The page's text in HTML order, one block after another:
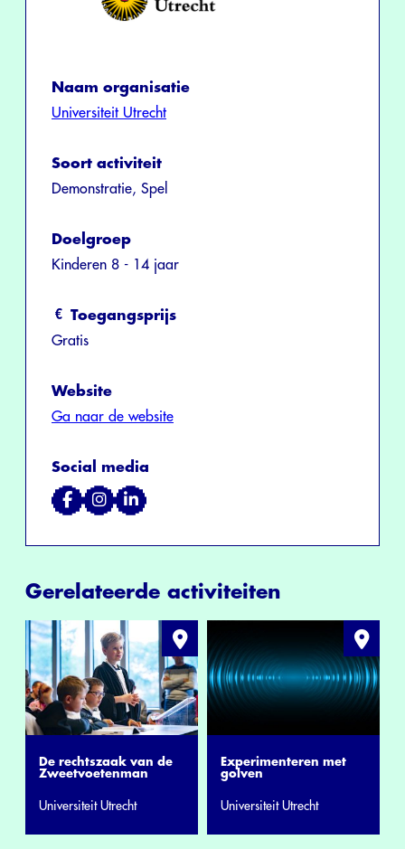
Naam organisatie
Universiteit Utrecht
Soort activiteit
Demonstratie, Spel
Doelgroep
Kinderen 8 - 14 jaar
Toegangsprijs
Gratis
Website
Ga naar de website
Social media
Gerelateerde activiteiten
De rechtszaak van de
Zweetvoetenman
Universiteit Utrecht
Experimenteren met
golven
Universiteit Utrecht